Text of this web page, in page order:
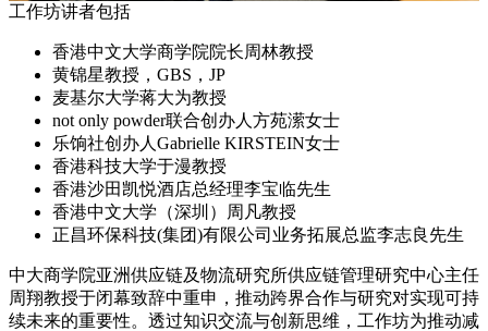
工作坊讲者包括
香港中文大学商学院院长周林教授
黄锦星教授，GBS，JP
麦基尔大学蒋大为教授
not only powder联合创办人方苑潆女士
乐饷社创办人Gabrielle KIRSTEIN女士
香港科技大学于漫教授
香港沙田凯悦酒店总经理李宝临先生
香港中文大学（深圳）周凡教授
正昌环保科技(集团)有限公司业务拓展总监李志良先生
中大商学院亚洲供应链及物流研究所供应链管理研究中心主任
周翔教授于闭幕致辞中重申，推动跨界合作与研究对实现可持
续未来的重要性。透过知识交流与创新思维，工作坊为推动减